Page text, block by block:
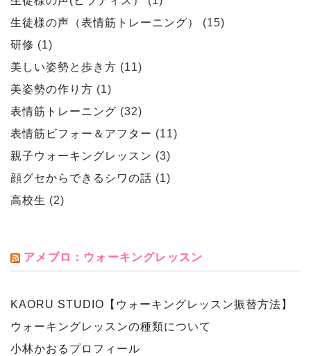
生徒様の声（表情筋トレーニング）
(15)
研修 (1)
美しい姿勢と歩き方 (11)
美姿勢の作り方 (1)
表情筋トレーニング (32)
表情筋ビフォー＆アフター (11)
親子ウォーキングレッスン (3)
顔グセからできるシワの話 (1)
高校生 (2)
アメブロ：ウォーキングレッスン
KAORU STUDIO【ウォーキングレッスン振替方法】
ウォーキングレッスンの種類について
小林かおるプロフィール